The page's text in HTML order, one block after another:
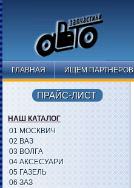
ГЛАВНАЯ ИЩЕМ ПАРТНЕРОВ
ПРАЙС-ЛИСТ
НАШ КАТАЛОГ
01 МОСКВИЧ
02 ВАЗ
03 ВОЛГА
04 АКСЕСУАРИ
05 ГАЗЕЛЬ
06 ЗАЗ